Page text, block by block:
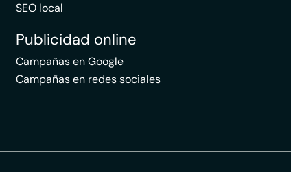
SEO local
Publicidad online
Campañas en Google
Campañas en redes sociales